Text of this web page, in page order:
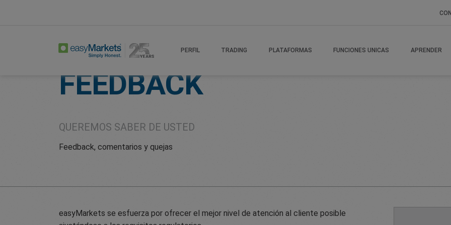
PERFIL TRADING PLATAFORMAS FUNCIONES UNICAS APRENDER
FEEDBACK
QUEREMOS SABER DE USTED
Feedback, comentarios y quejas
easyMarkets se esfuerza por ofrecer el mejor nivel de atención al cliente posible